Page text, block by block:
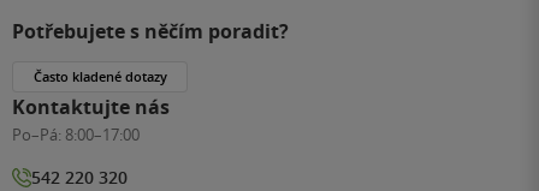
Potřebujete s něčím poradit?
Často kladené dotazy
Kontaktujte nás
Po–Pá: 8:00–17:00
542 220 320